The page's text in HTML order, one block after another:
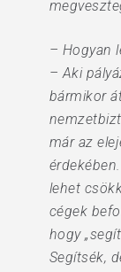
– Hogyan
– Aki
bármikor
már az
lehet
cégek
hogy
Segítsék,